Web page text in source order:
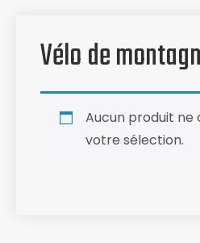
Vélo de
Aucun produit ne
votre sélection.